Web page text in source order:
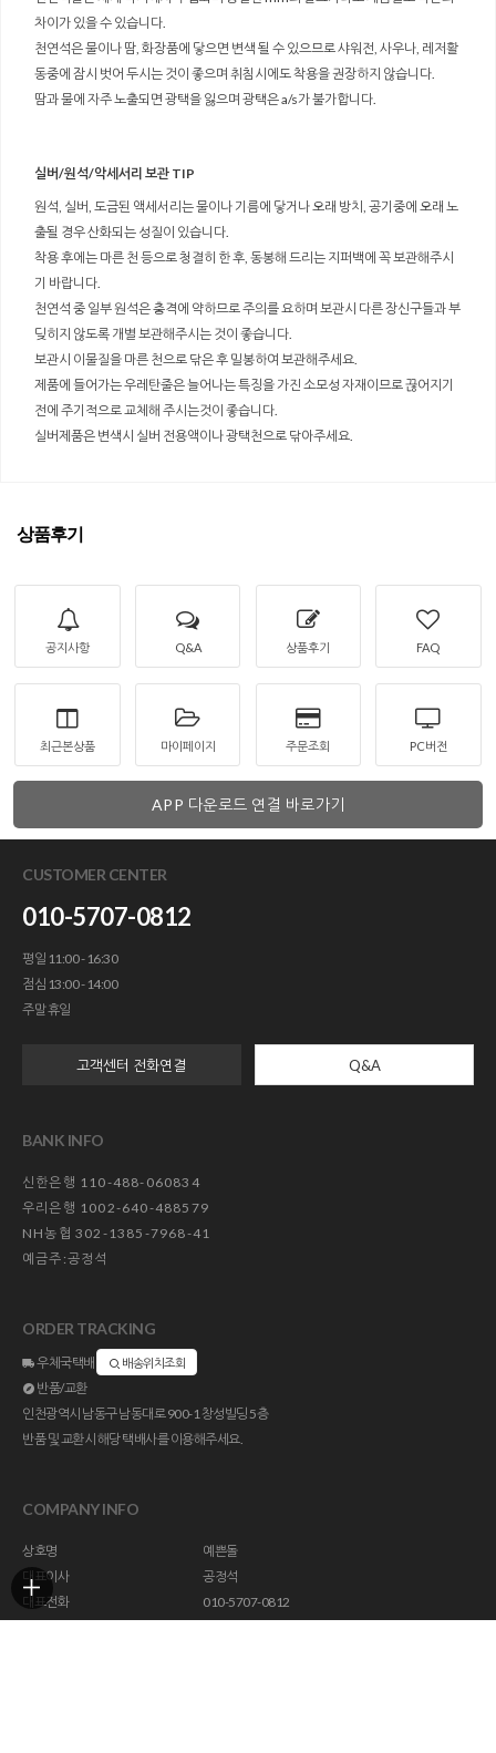
차이가 있을 수 있습니다.
천연석은 물이나 땀, 화장품에 닿으면 변색 될 수 있으므로 샤워전, 사우나, 레저활
동중에 잠시 벗어 두시는 것이 좋으며 취침시에도 착용을 권장하지 않습니다.
땀과 물에 자주 노출되면 광택을 잃으며 광택은 a/s가 불가합니다.
실버/원석/악세서리 보관 TIP
원석, 실버, 도금된 액세서리는 물이나 기름에 닿거나 오래 방치, 공기중에 오래 노
출될 경우 산화되는 성질이 있습니다.
착용 후에는 마른 천 등으로 청결히 한 후, 동봉해 드리는 지퍼백에 꼭 보관해주시
기 바랍니다.
천연석 중 일부 원석은 충격에 약하므로 주의를 요하며 보관시 다른 장신구들과 부
딪히지 않도록 개별 보관해주시는 것이 좋습니다.
보관시 이물질을 마른 천으로 닦은 후 밀봉하여 보관해주세요.
제품에 들어가는 우레탄줄은 늘어나는 특징을 가진 소모성 자재이므로 끊어지기
전에 주기적으로 교체해 주시는것이 좋습니다.
실버제품은 변색시 실버 전용액이나 광택천으로 닦아주세요.
상품후기
공지사항 Q&A 상품후기 FAQ
최근본상품 마이페이지 주문조회 PC버전
APP 다운로드 연결 바로가기
CUSTOMER CENTER
010-5707-0812
평일 11:00 - 16:30
점심 13:00 - 14:00
주말 휴일
고객센터 전화연결 Q&A
BANK INFO
신한은행 110-488-060834
우리은행 1002-640-488579
NH농협 302-1385-7968-41
예금주:공정석
ORDER TRACKING
우체국택배 배송위치조회
반품/교환
인천광역시 남동구 남동대로 900-1 창성빌딩 5층
반품 및 교환시 해당 택배사를 이용해주세요.
COMPANY INFO
상호명
예쁜돌
대표이사
공정석
대표전화
010-5707-0812